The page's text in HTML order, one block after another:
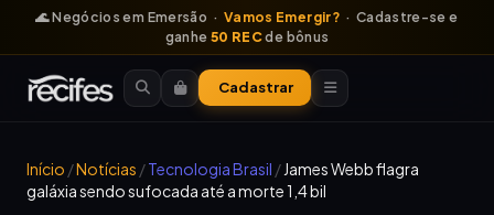
🌊 Negócios em Emersão · Vamos Emergir? · Cadastre-se e
ganhe50 RECde bônus
Cadastrar
Início /Notícias /Tecnologia Brasil /James Webb flagra
galáxia sendo sufocada até a morte 1,4 bil